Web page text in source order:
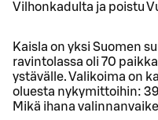
Vilhonkadulta ja poistu
Kaisla on yksi Suomen
ravintolassa oli 70
ystävälle. Valikoima on
oluesta nykymittoihin:
Mikä ihana